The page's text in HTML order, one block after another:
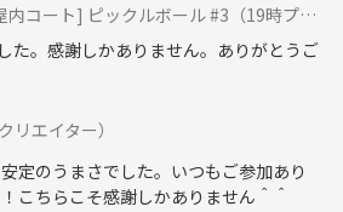
ピックルボール #3（19時プラン・20時プランから選択してください）に参加
た。感謝しかありません。ありがとうご
クリエイター）
定のうまさでした。いつもご参加あり
こちらこそ感謝しかありません＾＾